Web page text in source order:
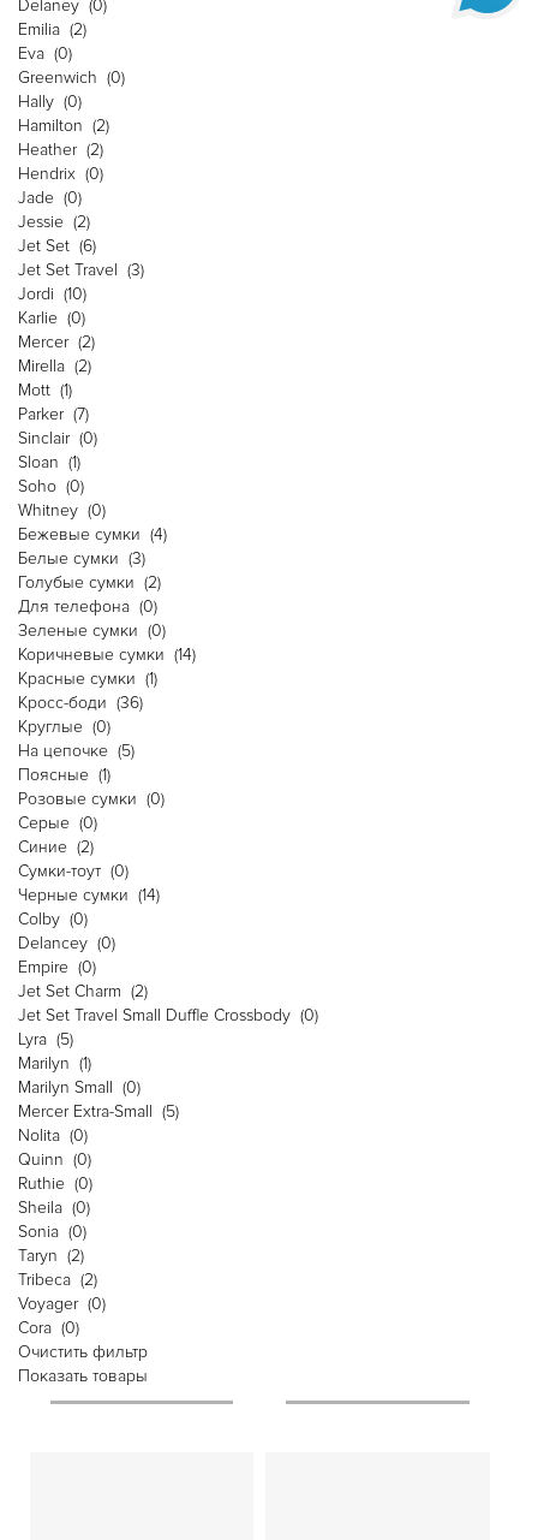
Delaney (0)
Emilia (2)
Eva (0)
Greenwich (0)
Hally (0)
Hamilton (2)
Heather (2)
Hendrix (0)
Jade (0)
Jessie (2)
Jet Set (6)
Jet Set Travel (3)
Jordi (10)
Karlie (0)
Mercer (2)
Mirella (2)
Mott (1)
Parker (7)
Sinclair (0)
Sloan (1)
Soho (0)
Whitney (0)
Бежевые сумки (4)
Белые сумки (3)
Голубые сумки (2)
Для телефона (0)
Зеленые сумки (0)
Коричневые сумки (14)
Красные сумки (1)
Кросс-боди (36)
Круглые (0)
На цепочке (5)
Поясные (1)
Розовые сумки (0)
Серые (0)
Синие (2)
Сумки-тоут (0)
Черные сумки (14)
Colby (0)
Delancey (0)
Empire (0)
Jet Set Charm (2)
Jet Set Travel Small Duffle Crossbody (0)
Lyra (5)
Marilyn (1)
Marilyn Small (0)
Mercer Extra-Small (5)
Nolita (0)
Quinn (0)
Ruthie (0)
Sheila (0)
Sonia (0)
Taryn (2)
Tribeca (2)
Voyager (0)
Сora (0)
Очистить фильтр
Показать товары